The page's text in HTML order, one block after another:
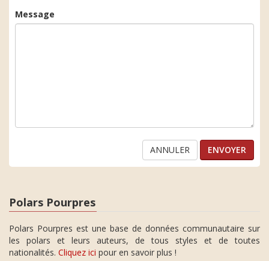
Message
ANNULER
Polars Pourpres
Polars Pourpres est une base de données communautaire sur
les polars et leurs auteurs, de tous styles et de toutes
nationalités. Cliquez ici pour en savoir plus !